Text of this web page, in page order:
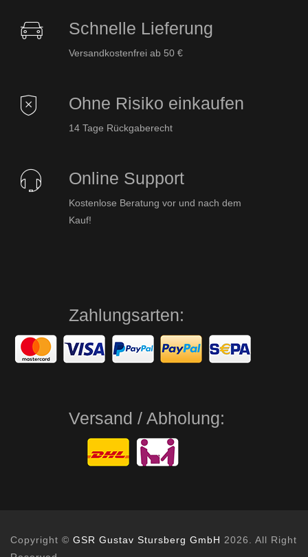
Schnelle Lieferung
Versandkostenfrei ab 50 €
Ohne Risiko einkaufen
14 Tage Rückgaberecht
Online Support
Kostenlose Beratung vor und nach dem
Kauf!
Zahlungsarten:
Versand / Abholung:
Copyright © GSR Gustav Stursberg GmbH 2026. All Right